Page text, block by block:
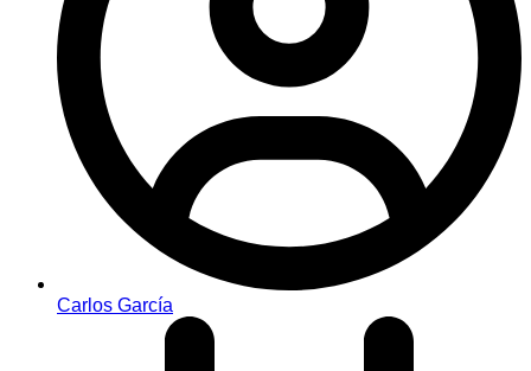
Carlos García